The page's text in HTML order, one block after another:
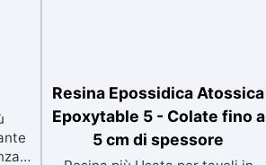
Resina Epossidica Atossica
Epoxytable 5 - Colate fino a
5 cm di spessore